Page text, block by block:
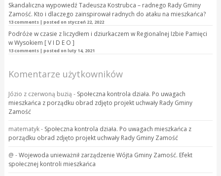
Skandaliczna wypowiedź Tadeusza Kostrubca – radnego Rady Gminy
Zamość. Kto i dlaczego zainspirował radnych do ataku na mieszkańca?
13 comments| posted on styczeń 22, 2022
Podróże w czasie z liczydłem i dziurkaczem w Regionalnej Izbie Pamięci
w Wysokiem [ V I D E O ]
13 comments| posted on luty 14, 2021
Komentarze użytkowników
Józio z czerwoną buzią - Społeczna kontrola działa. Po uwagach
mieszkańca z porządku obrad zdjęto projekt uchwały Rady Gminy
Zamość
matematyk- Społeczna kontrola działa. Po uwagach mieszkańca z
porządku obrad zdjęto projekt uchwały Rady Gminy Zamość
@ -Wojewoda unieważnił zarządzenie Wójta Gminy Zamość. Efekt
społecznej kontroli mieszkańca